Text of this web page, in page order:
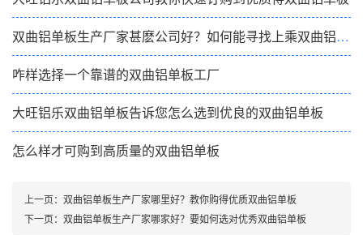
双曲铝单板生产厂家甚麽公司好？如何能寻找上乘双曲铝单板
咋样选择一个靠谱的双曲铝单板工厂
大旺铝乐双曲铝单板告诉您怎么选到优良的双曲铝单板
怎么样才可购到高质量的双曲铝单板
上一页： 双曲铝单板生产厂家哪里好？教你购得优质双曲铝单板
下一页： 双曲铝单板生产厂家哪家好？要如何选对优秀双曲铝单板